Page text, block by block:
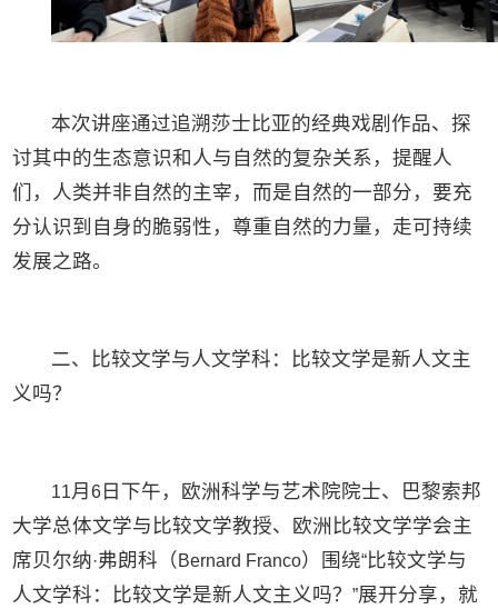
本次讲座通过追溯莎士比亚的经典戏剧作品、探
讨其中的生态意识和人与自然的复杂关系，提醒人
们，人类并非自然的主宰，而是自然的一部分，要充
分认识到自身的脆弱性，尊重自然的力量，走可持续
发展之路。
二、比较文学与人文学科：比较文学是新人文主
义吗？
11月6 日下午，欧洲科学与艺术院院士、巴黎索邦
大学总体文学与比较文学教授、欧洲比较文学学会主
席贝尔纳·弗朗科（ Bernard Franco）围绕“比较文学与
人文学科：比较文学是新人文主义吗？”展开分享，就